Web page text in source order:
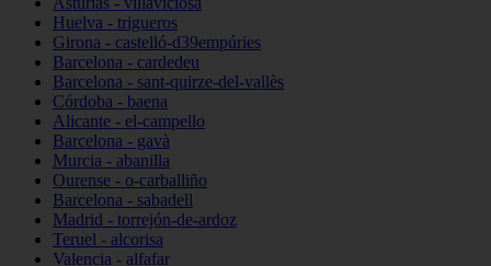
Huelva - trigueros
Girona - castelló-d39empúries
Barcelona - cardedeu
Barcelona - sant-quirze-del-vallès
Córdoba - baena
Alicante - el-campello
Barcelona - gavà
Murcia - abanilla
Ourense - o-carballiño
Barcelona - sabadell
Madrid - torrejón-de-ardoz
Teruel - alcorisa
Valencia - alfafar